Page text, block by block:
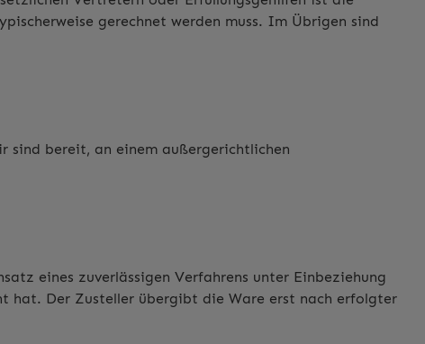
gerechnet werden muss. Im Übrigen sind
sind bereit, an einem außergerichtlichen
eines zuverlässigen Verfahrens unter Einbeziehung
hat. Der Zusteller übergibt die Ware erst nach erfolgter